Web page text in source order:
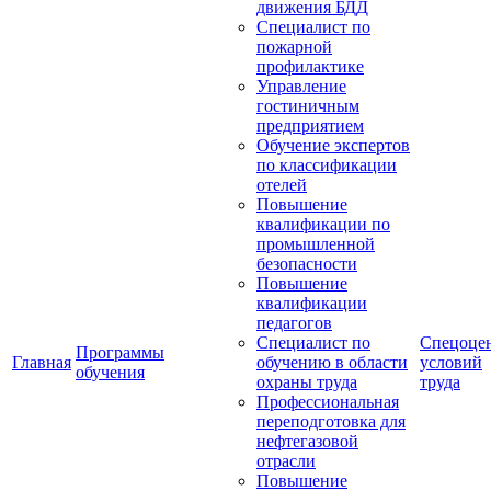
Главная
Программы
обучения
движения БДД
Специалист по
пожарной
профилактике
Управление
гостиничным
предприятием
Обучение экспертов
по классификации
отелей
Повышение
квалификации по
промышленной
безопасности
Повышение
квалификации
педагогов
Специалист по
обучению в области
охраны труда
Профессиональная
переподготовка для
нефтегазовой
отрасли
Повышение
условий
труда